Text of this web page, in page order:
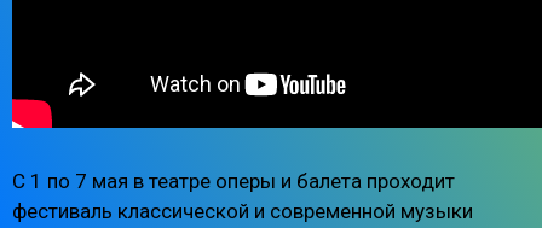
С 1 по 7 мая в театре оперы и балета проходит
фестиваль классической и современной музыки